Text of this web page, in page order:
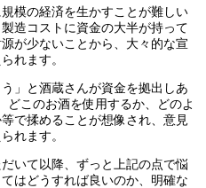
模の経済を生かすことが難しい
造コストに資金の大半が持って
が少ないことから、大々的な宣
れます。
」と酒蔵さんが資金を拠出しあ
どこのお酒を使用するか、どのよ
で揉めることが想像され、意見
れます。
いて以降、ずっと上記の点で悩
はどうすれば良いのか、明確な